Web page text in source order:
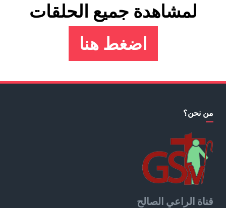
لمشاهدة جميع الحلقات
اضغط هنا
من نحن؟
قناة الراعي الصالح